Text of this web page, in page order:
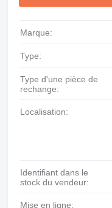
Marque:
Type:
Type d'une pièce de
rechange:
Localisation:
Identifiant dans le
stock du vendeur:
Mise en ligne: